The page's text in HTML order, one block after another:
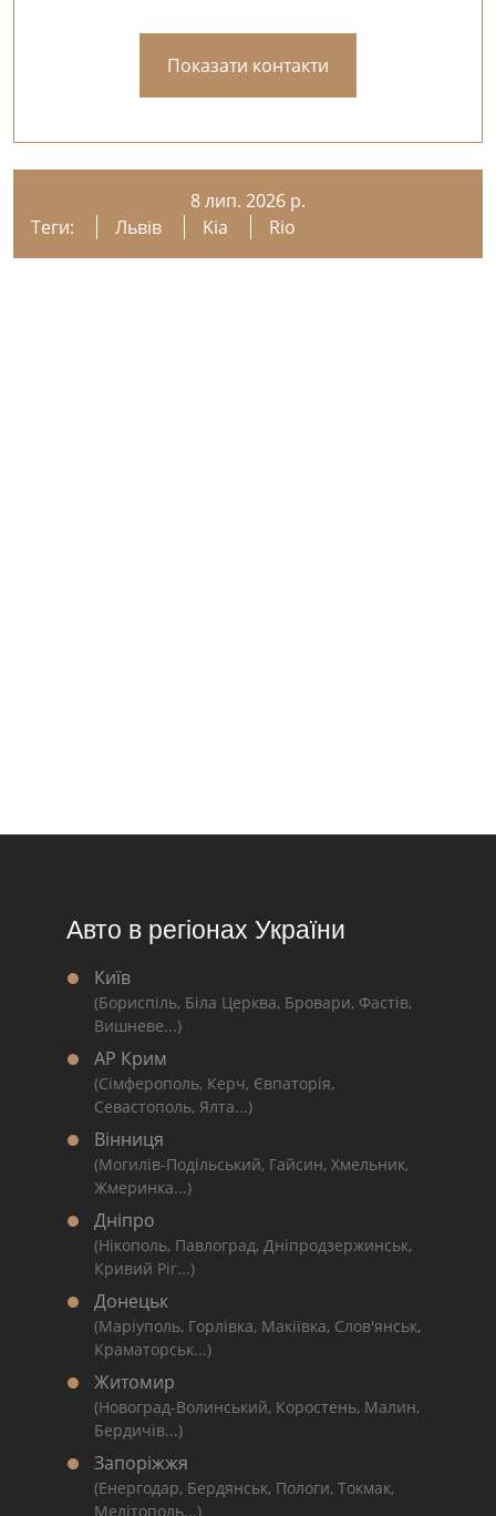
Показати контакти
8 лип. 2026 р.
Теги:
Львів Kia Rio
Авто в регіонах України
Київ
(Бориспіль, Біла Церква, Бровари, Фастів,
Вишневе...)
АР Крим
(Сімферополь, Керч, Євпаторія,
Севастополь, Ялта...)
Вінниця
(Могилів-Подільський, Гайсин, Хмельник,
Жмеринка...)
Дніпро
(Нікополь, Павлоград, Дніпродзержинськ,
Кривий Ріг...)
Донецьк
(Маріуполь, Горлівка, Макіївка, Слов'янськ,
Краматорськ...)
Житомир
(Новоград-Волинський, Коростень, Малин,
Бердичів...)
Запоріжжя
(Енергодар, Бердянськ, Пологи, Токмак,
Мелітополь...)